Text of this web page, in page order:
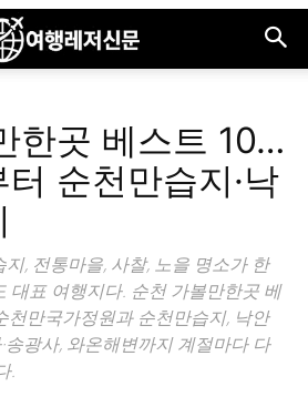
한곳 베스트 10…
순천만습지·낙
, 전통마을, 사찰, 노을 명소가 한
대표 여행지다. 순천 가볼만한곳 베
천만국가정원과 순천만습지, 낙안
송광사, 와온해변까지 계절마다 다
.